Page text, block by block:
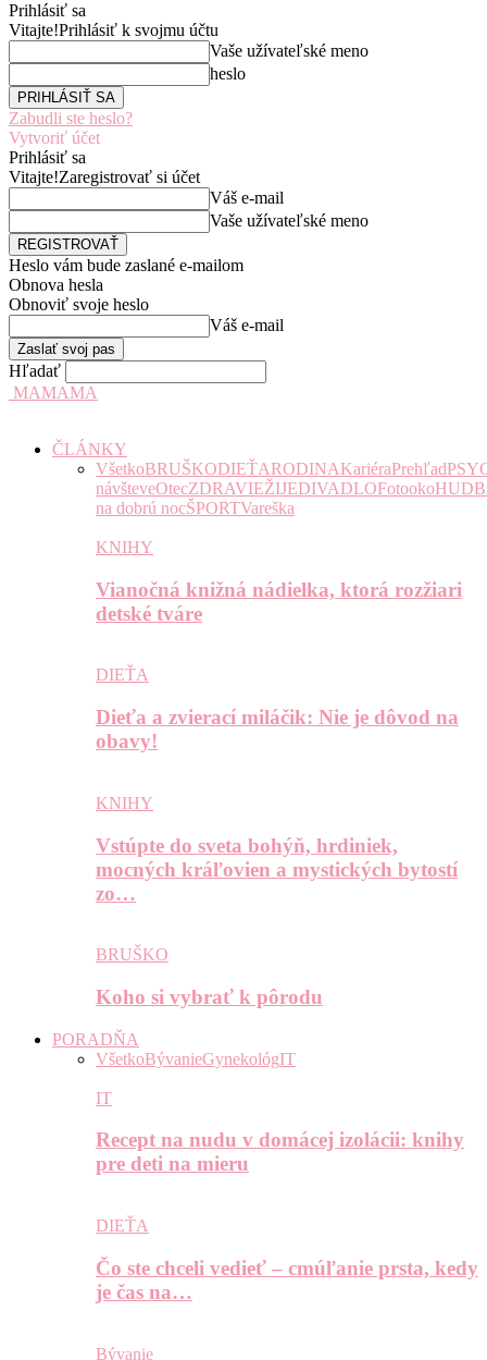
Prihlásiť sa
Vitajte!Prihlásiť k svojmu účtu
Vaše užívateľské meno
heslo
Zabudli ste heslo?
Vytvoriť účet
Prihlásiť sa
Vitajte!Zaregistrovať si účet
Váš e-mail
Vaše užívateľské meno
Heslo vám bude zaslané e-mailom
Obnova hesla
Obnoviť svoje heslo
Váš e-mail
Hľadať
MAMAMA
ČLÁNKY
VšetkoBRUŠKODIEŤARODINAKariéraPrehľad
návšteveOtecZDRAVIEŽIJEDIVADLOFotooko
na dobrú nocŠPORTVareška
KNIHY
Vianočná knižná nádielka, ktorá rozžiari
detské tváre
DIEŤA
Dieťa a zvierací miláčik: Nie je dôvod na
obavy!
KNIHY
Vstúpte do sveta bohýň, hrdiniek,
mocných kráľovien a mystických bytostí
zo…
BRUŠKO
Koho si vybrať k pôrodu
PORADŇA
VšetkoBývanieGynekológIT
IT
Recept na nudu v domácej izolácii: knihy
pre deti na mieru
DIEŤA
Čo ste chceli vedieť – cmúľanie prsta, kedy
je čas na…
Bývanie